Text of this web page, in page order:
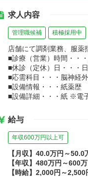
求人内容
管理職候補 積極採用中
店舗にて調剤業務、服薬
■診療（営業）時間・・
■休診（定休）日・・・
■応需科目・・・脳神経
■設備情報・・・紙薬歴
■設備詳細・・・紙 ※電
給与
年収600万円以上可
【月収】40.0万円～50.0
【年収】480万円～600
【時給】2,000円～2,500